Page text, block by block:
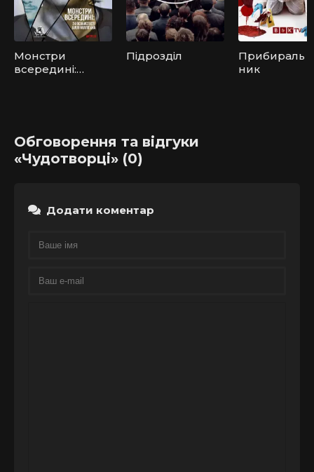
Монстри
всередині:
Підрозділ
Прибираль
ник
Обговорення та відгуки
«Чудотворці» (0)
Додати коментар